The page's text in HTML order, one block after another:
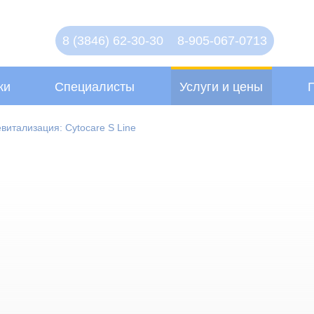
8 (3846) 62-30-30 8-905-067-0713
Специалисты Услуги и цены
Cytocare S Line